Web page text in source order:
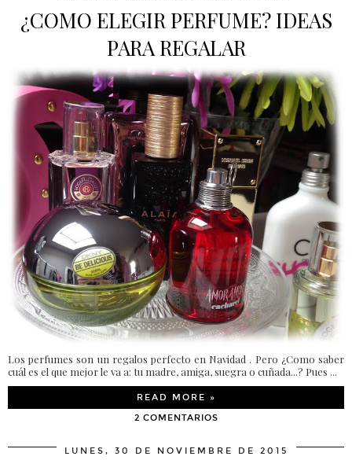
¿COMO ELEGIR PERFUME? IDEAS
PARA REGALAR
Los perfumes son un regalos perfecto en Navidad . Pero ¿Como saber
cuál es el que mejor le va a: tu madre, amiga, suegra o cuñada...? Pues ...
READ MORE »
2 COMENTARIOS
LUNES, 30 DE NOVIEMBRE DE 2015